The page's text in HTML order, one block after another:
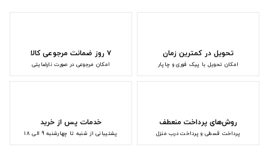
تحویل در کمترین زمان
امکان تحویل با پیک فوری و چاپار
۷ روز ضمانت مرجوعی کالا
امکان مرجوعی در صورت نارضایتی
روش‌های پرداخت منعطف
پرداخت قسطی و پرداخت درب منزل
خدمات پس از خرید
پشتیبانی از شنبه تا چهارشنبه 9 الی 18